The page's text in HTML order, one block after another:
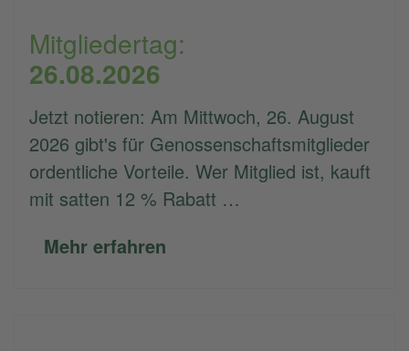
Mitgliedertag:
26.08.2026
Jetzt notieren: Am Mittwoch, 26. August
2026 gibt's für Genossenschaftsmitglieder
ordentliche Vorteile. Wer Mitglied ist, kauft
mit satten 12 % Rabatt …
Mehr erfahren